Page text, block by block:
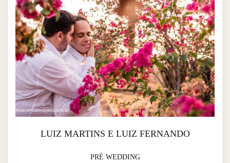
LUIZ MARTINS E LUIZ FERNANDO
PRÉ WEDDING